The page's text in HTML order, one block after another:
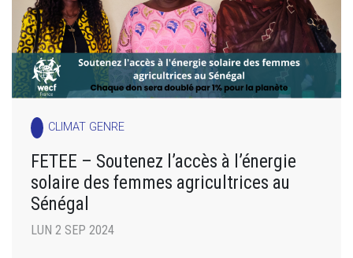
CLIMAT GENRE
FETEE – Soutenez l’accès à l’énergie
solaire des femmes agricultrices au
Sénégal
LUN 2 SEP 2024